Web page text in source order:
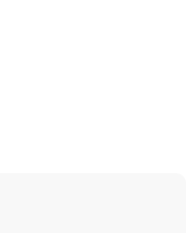
proses penggilingan
kedai kopi.